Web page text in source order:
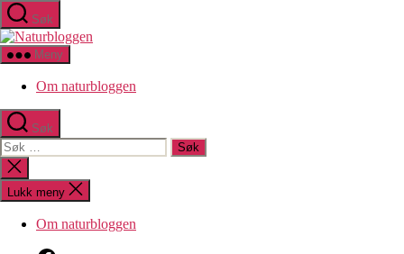
Hopp
til
innholdet
Søk
Meny
Om naturbloggen
Søk
Søk
etter:
Lukk
søk
Lukk meny
Om naturbloggen